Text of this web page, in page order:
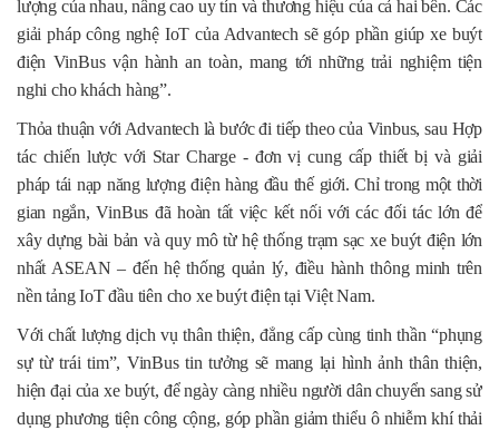
lượng của nhau, nâng cao uy tín và thương hiệu của cả hai bên. Các
giải pháp công nghệ IoT của Advantech sẽ góp phần giúp xe buýt
điện VinBus vận hành an toàn, mang tới những trải nghiệm tiện
nghi cho khách hàng”.
Thỏa thuận với Advantech là bước đi tiếp theo của Vinbus, sau Hợp
tác chiến lược với Star Charge - đơn vị cung cấp thiết bị và giải
pháp tái nạp năng lượng điện hàng đầu thế giới. Chỉ trong một thời
gian ngắn, VinBus đã hoàn tất việc kết nối với các đối tác lớn để
xây dựng bài bản và quy mô từ hệ thống trạm sạc xe buýt điện lớn
nhất ASEAN – đến hệ thống quản lý, điều hành thông minh trên
nền tảng IoT đầu tiên cho xe buýt điện tại Việt Nam.
Với chất lượng dịch vụ thân thiện, đẳng cấp cùng tinh thần “phụng
sự từ trái tim”, VinBus tin tưởng sẽ mang lại hình ảnh thân thiện,
hiện đại của xe buýt, để ngày càng nhiều người dân chuyển sang sử
dụng phương tiện công cộng, góp phần giảm thiểu ô nhiễm khí thải